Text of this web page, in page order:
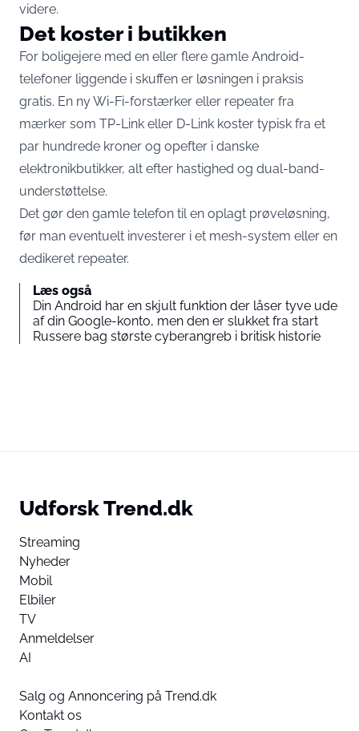
videre.
Det koster i butikken
For boligejere med en eller flere gamle Android-
telefoner liggende i skuffen er løsningen i praksis
gratis. En ny Wi-Fi-forstærker eller repeater fra
mærker som TP-Link eller D-Link koster typisk fra et
par hundrede kroner og opefter i danske
elektronikbutikker, alt efter hastighed og dual-band-
understøttelse.
Det gør den gamle telefon til en oplagt prøveløsning,
før man eventuelt investerer i et mesh-system eller en
dedikeret repeater.
Læs også
Din Android har en skjult funktion der låser tyve ude
af din Google-konto, men den er slukket fra start
Russere bag største cyberangreb i britisk historie
Udforsk Trend.dk
Streaming
Nyheder
Mobil
Elbiler
TV
Anmeldelser
AI
Salg og Annoncering på Trend.dk
Kontakt os